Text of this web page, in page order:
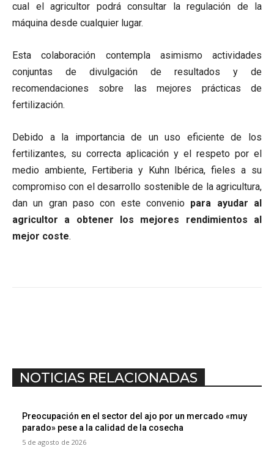
cual el agricultor podrá consultar la regulación de la
máquina desde cualquier lugar.
Esta colaboración contempla asimismo actividades
conjuntas de divulgación de resultados y de
recomendaciones sobre las mejores prácticas de
fertilización.
Debido a la importancia de un uso eficiente de los
fertilizantes, su correcta aplicación y el respeto por el
medio ambiente, Fertiberia y Kuhn Ibérica, fieles a su
compromiso con el desarrollo sostenible de la agricultura,
dan un gran paso con este convenio para ayudar al
agricultor a obtener los mejores rendimientos al
mejor coste.
NOTICIAS RELACIONADAS
Preocupación en el sector del ajo por un mercado «muy
parado» pese a la calidad de la cosecha
5 de agosto de 2026